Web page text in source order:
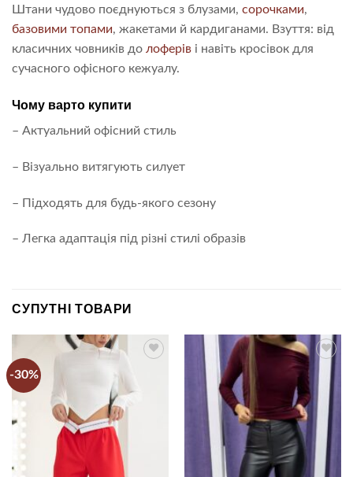
Штани чудово поєднуються з блузами, сорочками,
базовими топами, жакетами й кардиганами. Взуття: від
класичних човників до лоферів і навіть кросівок для
сучасного офісного кежуалу.
Чому варто купити
– Актуальний офісний стиль
– Візуально витягують силует
– Підходять для будь-якого сезону
– Легка адаптація під різні стилі образів
СУПУТНІ ТОВАРИ
-30%